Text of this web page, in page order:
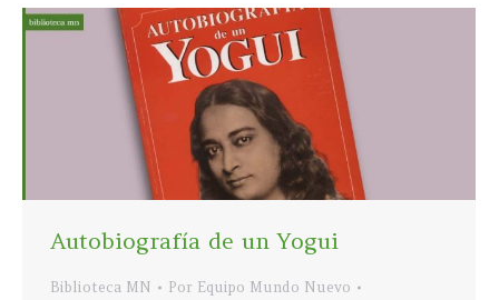
Autobiografía de un Yogui
Biblioteca MN Por Equipo Mundo Nuevo